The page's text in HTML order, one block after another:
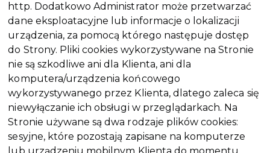
http. Dodatkowo Administrator może przetwarzać
dane eksploatacyjne lub informacje o lokalizacji
urządzenia, za pomocą którego następuje dostęp
do Strony. Pliki cookies wykorzystywane na Stronie
nie są szkodliwe ani dla Klienta, ani dla
komputera/urządzenia końcowego
wykorzystywanego przez Klienta, dlatego zaleca się
niewyłączanie ich obsługi w przeglądarkach. Na
Stronie używane są dwa rodzaje plików cookies:
sesyjne, które pozostają zapisane na komputerze